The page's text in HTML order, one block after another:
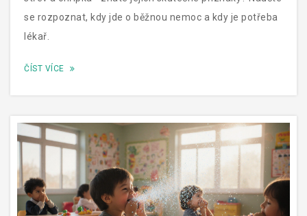
se rozpoznat, kdy jde o běžnou nemoc a kdy je potřeba
lékař.
ČÍST VÍCE